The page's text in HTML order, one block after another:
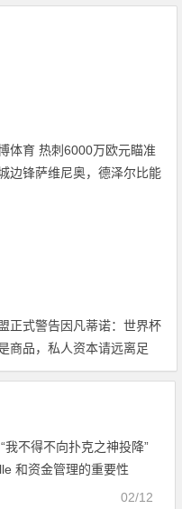
体育 热刺6000万欧元瞄准
边锋萨维尼奥，德泽尔比能
正式警告因凡蒂诺：世界杯
商品，私人资本请远离足
大发体育助力你的致富之
我不得不向扑克之神投降”
和资金管理的重要性
02/12